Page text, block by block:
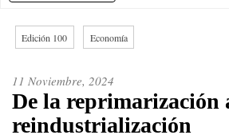
Edición 100 Economía
11 Noviembre, 2024
De la reprimarización
reindustrialización